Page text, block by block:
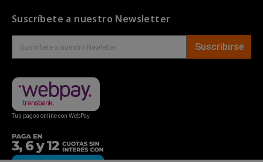
Suscríbete a nuestro Newsletter
Suscribirse
Tus pagos online con WebPay